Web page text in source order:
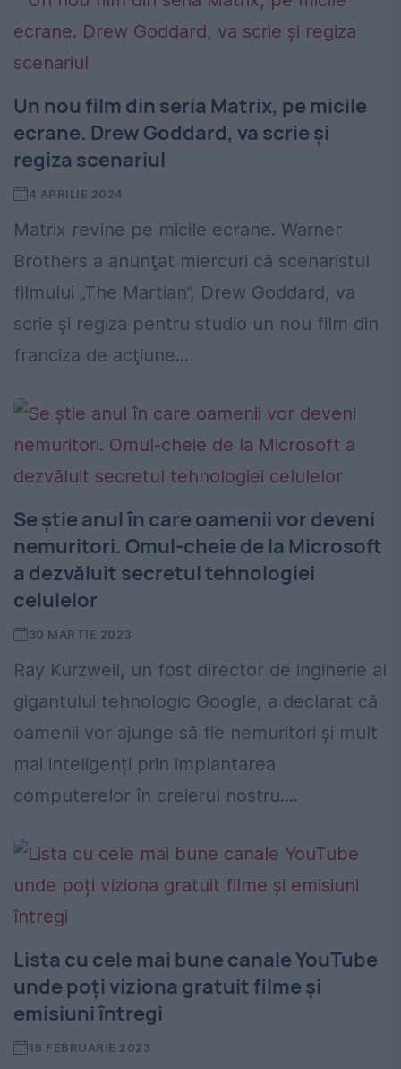
Un nou film din seria Matrix, pe micile
ecrane. Drew Goddard, va scrie şi
regiza scenariul
4 APRILIE 2024
Matrix revine pe micile ecrane. Warner
Brothers a anunţat miercuri că scenaristul
filmului „The Martian”, Drew Goddard, va
scrie şi regiza pentru studio un nou film din
franciza de acţiune...
Se știe anul în care oamenii vor deveni
nemuritori. Omul-cheie de la Microsoft
a dezvăluit secretul tehnologiei
celulelor
30 MARTIE 2023
Ray Kurzweil, un fost director de inginerie al
gigantului tehnologic Google, a declarat că
oamenii vor ajunge să fie nemuritori și mult
mai inteligenți prin implantarea
computerelor în creierul nostru....
Lista cu cele mai bune canale YouTube
unde poți viziona gratuit filme și
emisiuni întregi
19 FEBRUARIE 2023